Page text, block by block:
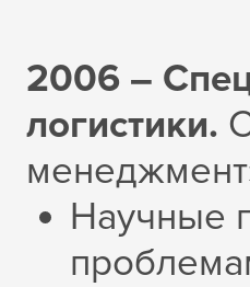
2006 –
логистики.
Научные